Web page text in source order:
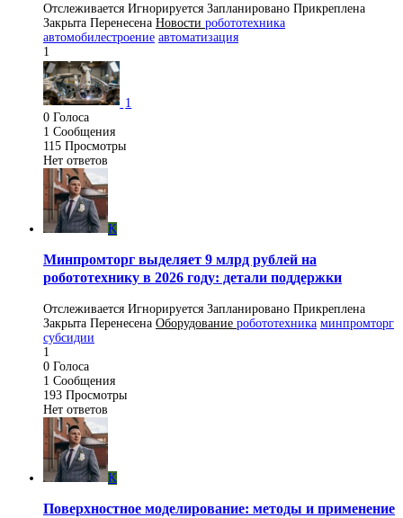
Отслеживается Игнорируется Запланировано Прикреплена
Закрыта Перенесена Новости робототехника
автомобилестроение автоматизация
1
1
0 Голоса
1 Сообщения
115 Просмотры
Нет ответов
K
Минпромторг выделяет 9 млрд рублей на
робототехнику в 2026 году: детали поддержки
Отслеживается Игнорируется Запланировано Прикреплена
Закрыта Перенесена Оборудование робототехника минпромторг
субсидии
1
0 Голоса
1 Сообщения
193 Просмотры
Нет ответов
K
Поверхностное моделирование: методы и применение